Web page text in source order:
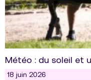
Météo : du soleil et
18 juin 2026